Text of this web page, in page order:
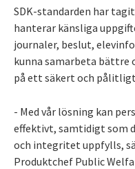
SDK-standarden har
hanterar känsliga
journaler, beslut,
kunna samarbeta
på ett säkert och
- Med vår lösning kan
effektivt, samtidigt som
och integritet uppfylls,
Produktchef Public